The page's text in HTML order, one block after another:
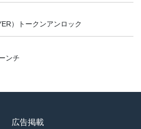
）トークンアンロック
ンチ
広告掲載